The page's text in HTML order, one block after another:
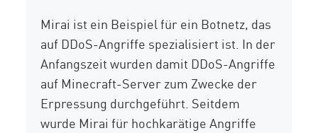
Mirai ist ein Beispiel für ein Botnetz, das
auf DDoS-Angriffe spezialisiert ist. In der
Anfangszeit wurden damit DDoS-Angriffe
auf Minecraft-Server zum Zwecke der
Erpressung durchgeführt. Seitdem
wurde Mirai für hochkarätige Angriffe